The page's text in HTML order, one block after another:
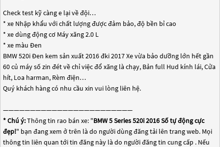
Check test kỹ càng e lại về đội…
* xe Nhập khẩu với chất lượng được đảm bảo, độ bền bỉ cao
* xe dùng động cơ Máy xăng 2.0 L
* xe màu Đen
BMW 520i Đen kem sản xuất 2016 đki 2017 Xe vừa bảo dưỡng lớn hết gần
60 củ máy số zin đét về chỉ việc đổ xăng là chạy, Bản full Hud kính lái, Cửa
hít, Loa harman, Rèm điện…
Quý khách hàng có nhu cầu xin vui lòng liên hệ.
————————————————————————
* Chú ý:Thông tin rao bán xe: "BMW 5 Series 520i 2016 Số tự động cực
đẹp!" bạn đang xem ở trên là do người dùng đăng tải lên trang web. Mọi
thông tin liên quan tới tin đăng này là do người đăng tin cung cấp . Nếu